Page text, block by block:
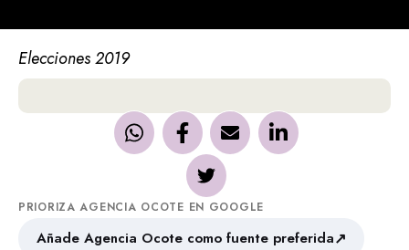
Elecciones 2019
PRIORIZA AGENCIA OCOTE EN GOOGLE
Añade Agencia Ocote como fuente preferida↗